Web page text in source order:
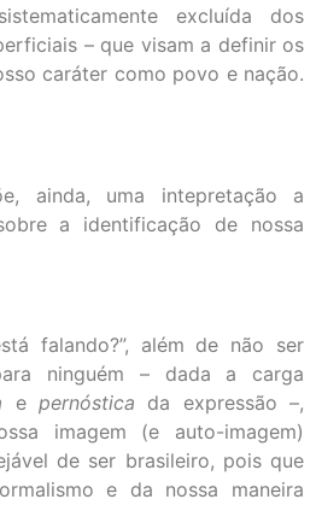
excluída dos
– que visam a definir os
caráter como povo e nação.
ainda, uma intepretação a
a identificação de nossa
falando?”, além de não ser
ninguém – dada a carga
epernóstica da expressão –,
imagem (e auto-imagem)
de ser brasileiro, pois que
e da nossa maneira